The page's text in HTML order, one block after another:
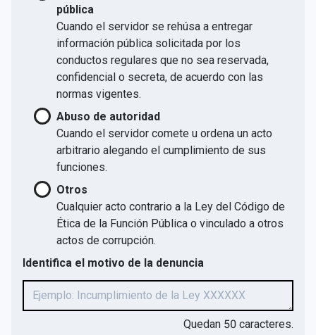
pública
Cuando el servidor se rehúsa a entregar
información pública solicitada por los
conductos regulares que no sea reservada,
confidencial o secreta, de acuerdo con las
normas vigentes.
Abuso de autoridad
Cuando el servidor comete u ordena un acto
arbitrario alegando el cumplimiento de sus
funciones.
Otros
Cualquier acto contrario a la Ley del Código de
Ética de la Función Pública o vinculado a otros
actos de corrupción.
Identifica el motivo de la denuncia
Quedan 50 caracteres.